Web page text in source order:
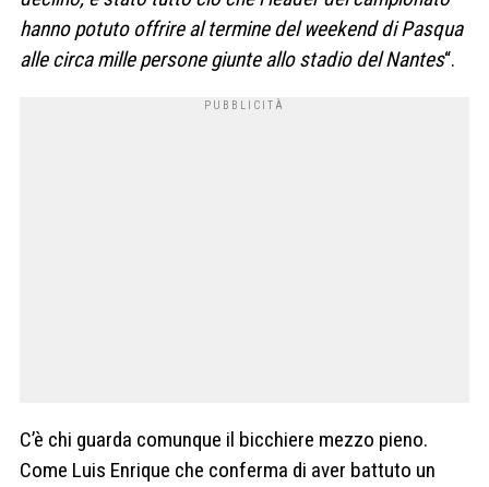
hanno potuto offrire al termine del weekend di Pasqua
alle circa mille persone giunte allo stadio del Nantes“.
C’è chi guarda comunque il bicchiere mezzo pieno.
Come Luis Enrique che conferma di aver battuto un